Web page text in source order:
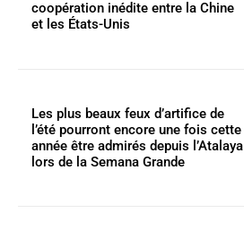
coopération inédite entre la Chine
et les États-Unis
Les plus beaux feux d’artifice de
l’été pourront encore une fois cette
année être admirés depuis l’Atalaya
lors de la Semana Grande